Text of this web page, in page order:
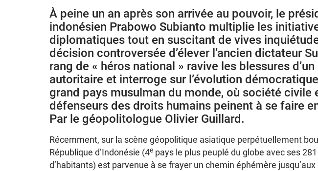
À peine un an après son arrivée au pouvoir, le
indonésien Prabowo Subianto multiplie les
diplomatiques tout en suscitant de vives
décision controversée d’élever l’ancien dictateur
rang de « héros national » ravive les blessures
autoritaire et interroge sur l’évolution
grand pays musulman du monde, où société civile
défenseurs des droits humains peinent à se faire
Par le géopolitologue Olivier Guillard.
Récemment, sur la scène géopolitique asiatique perpétuellement
République d’Indonésie (4epays le plus peuplé du globe avec ses
d’habitants) est parvenue à se frayer un chemin éphémère